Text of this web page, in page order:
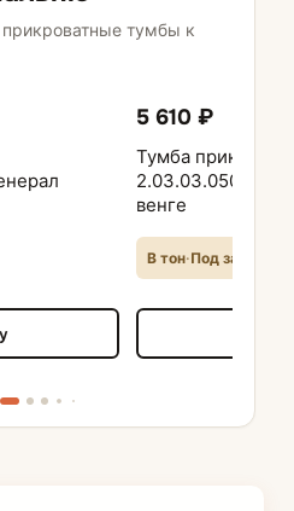
тумбы к
5 610 ₽
Тумба
2.03.03.050.5
венге
В тон·Под заказ